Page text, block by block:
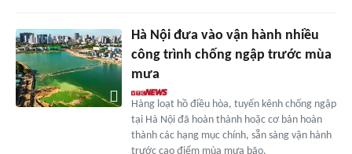
Hà Nội đưa vào vận hành nhiều
công trình chống ngập trước mùa
mưa
Hàng loạt hồ điều hòa, tuyến kênh chống ngập
tại Hà Nội đã hoàn thành hoặc cơ bản hoàn
thành các hạng mục chính, sẵn sàng vận hành
trước cao điểm mùa mưa bão.